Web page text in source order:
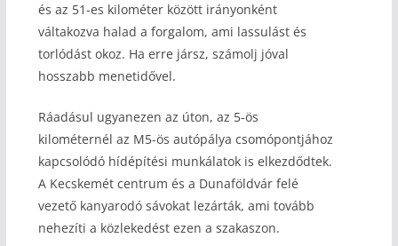
és az 51-es kilométer között irányonként
váltakozva halad a forgalom, ami lassulást és
torlódást okoz. Ha erre jársz, számolj jóval
hosszabb menetidővel.
Ráadásul ugyanezen az úton, az 5-ös
kilométernél az M5-ös autópálya csomópontjához
kapcsolódó hídépítési munkálatok is elkezdődtek.
A Kecskemét centrum és a Dunaföldvár felé
vezető kanyarodó sávokat lezárták, ami tovább
nehezíti a közlekedést ezen a szakaszon.